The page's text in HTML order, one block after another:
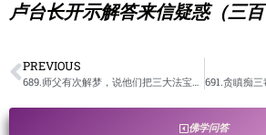
卢台长开示解答来信疑惑（三百
PREVIOUS
佛学问答